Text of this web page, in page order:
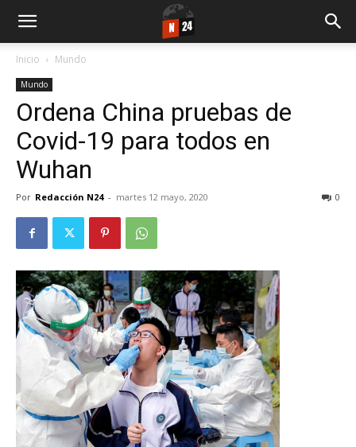
Inicio Mundo
Mundo
Ordena China pruebas de
Covid-19 para todos en
Wuhan
Por Redacción N24 - martes 12 mayo, 2020 0